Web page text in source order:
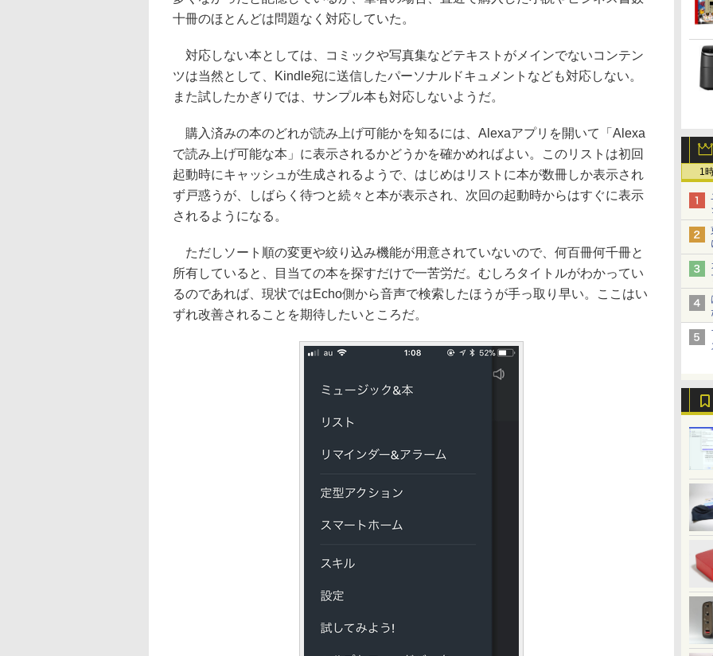
1
十冊のほとんどは問題なく対応していた。
対応しない本としては、コミックや写真集などテキストがメインでないコンテン
ツは当然として、Kindle宛に送信したパーソナルドキュメントなども対応しない。
また試したかぎりでは、サンプル本も対応しないようだ。
購入済みの本のどれが読み上げ可能かを知るには、Alexaアプリを開いて「Alexa
で読み上げ可能な本」に表示されるかどうかを確かめればよい。このリストは初回
起動時にキャッシュが生成されるようで、はじめはリストに本が数冊しか表示され
ず戸惑うが、しばらく待つと続々と本が表示され、次回の起動時からはすぐに表示
されるようになる。
ただしソート順の変更や絞り込み機能が用意されていないので、何百冊何千冊と
所有していると、目当ての本を探すだけで一苦労だ。むしろタイトルがわかってい
るのであれば、現状ではEcho側から音声で検索したほうが手っ取り早い。ここはい
ずれ改善されることを期待したいところだ。